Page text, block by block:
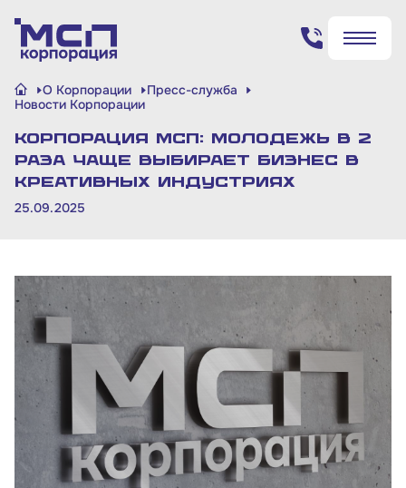
Найти
Поиск по сайту
✖
Найти
О Корпорации
Пресс-служба
Новости Корпорации
Корпорация МСП: молодежь в 2
раза чаще выбирает бизнес в
креативных индустриях
25.09.2025